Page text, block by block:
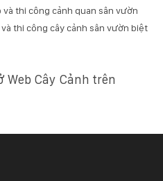
thi công cảnh quan sân vườn
thi công cây cảnh sân vườn biệt
Cây Cảnh trên